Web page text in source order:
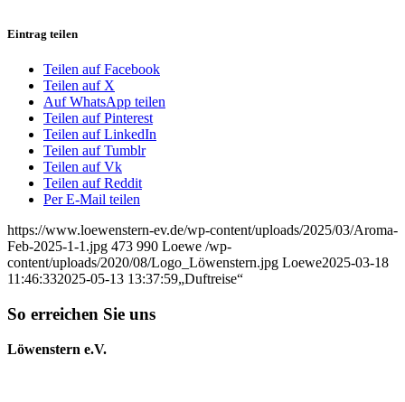
Eintrag teilen
Teilen auf Facebook
Teilen auf X
Auf WhatsApp teilen
Teilen auf Pinterest
Teilen auf LinkedIn
Teilen auf Tumblr
Teilen auf Vk
Teilen auf Reddit
Per E-Mail teilen
https://www.loewenstern-ev.de/wp-content/uploads/2025/03/Aroma-
Feb-2025-1-1.jpg 473 990 Loewe /wp-
content/uploads/2020/08/Logo_Löwenstern.jpg Loewe2025-03-18
11:46:332025-05-13 13:37:59„Duftreise“
So erreichen Sie uns
Löwenstern e.V.